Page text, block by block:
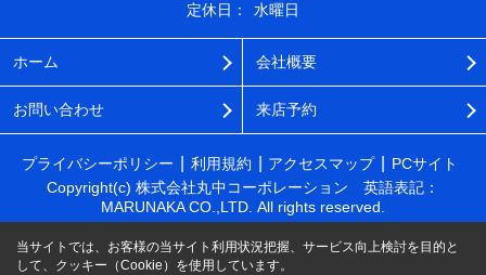
定休日：
水曜日
ホーム 会社概要
お問い合わせ 来店予約
プライバシーポリシー 利用規約 アクセスマップ
PCサイト
Copyright(c) 株式会社丸中コーポレーション 英語表記：
MARUNAKA CO.,LTD. All rights reserved.
当サイトでは、お客様の当サイト利用状況把握、サービス向上検討を目的と
して、クッキー（Cookie）を使用しています。